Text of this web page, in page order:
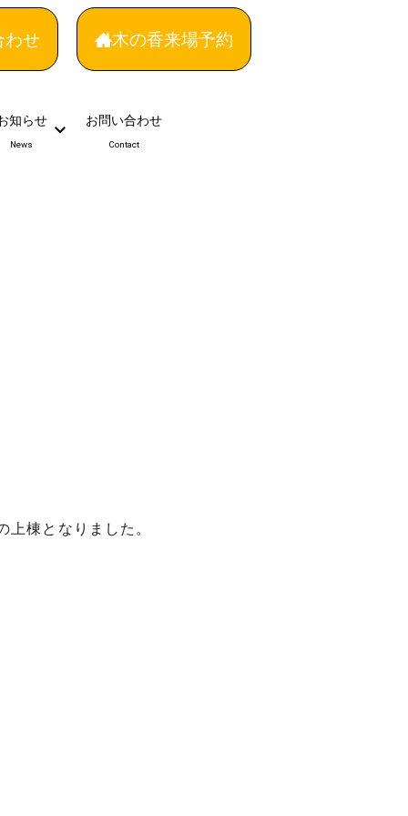
わせ 木の香来場予約
知らせ
News
お問い合わせ
Contact
棟となりました。